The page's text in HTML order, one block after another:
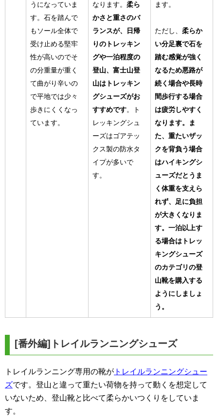
うになっていま
す。石を踏んで
もソール全体で
受け止める堅牢
性が高いのでそ
の分重量が重く
て曲がり辛いの
で平地では少々
歩きにくくなっ
ています。
なります。 柔ら
かさと重さのバ
ランスが、日帰
りのトレッキン
グや一泊程度の
登山、富士山登
山はトレッキン
グシューズがお
すすめです。ト
レッキングシュ
ーズはゴアテッ
クス製の防水タ
イプが多いで
す。
ます。
ただし、 柔らか
い分足裏で石を
踏む感覚が強く
なるため悪路が
続く場合や長時
間歩行する場合
は疲労しやすく
なります。ま
た、重たいザッ
クを背負う場合
はハイキングシ
ューズだとうま
く体重を支えら
れず、足に負担
が大きくなりま
す。一泊以上す
る場合はトレッ
キングシューズ
のカテゴリの登
山靴を購入する
ようにしましょ
う。
[番外編]トレイルランニングシューズ
トレイルランニング専用の靴が トレイルランニングシュー
ズです。登山と違って重たい荷物を持って動くを想定して
いないため、登山靴と比べて柔らかいつくりをしていま
す。